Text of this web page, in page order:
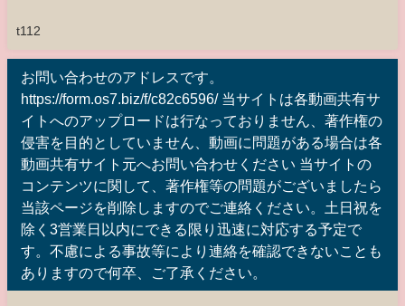
t112
お問い合わせのアドレスです。
https://form.os7.biz/f/c82c6596/ 当サイトは各動画共有サ
イトへのアップロードは行なっておりません、著作権の
侵害を目的としていません、動画に問題がある場合は各
動画共有サイト元へお問い合わせください 当サイトの
コンテンツに関して、著作権等の問題がございましたら
当該ページを削除しますのでご連絡ください。土日祝を
除く3営業日以内にできる限り迅速に対応する予定で
す。不慮による事故等により連絡を確認できないことも
ありますので何卒、ご了承ください。